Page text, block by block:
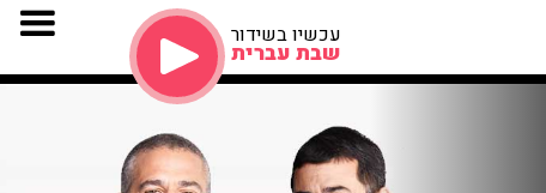
עכשיו בשידור
שבת עברית